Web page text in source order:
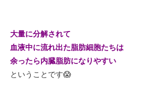
大量に分解されて
血液中に流れ出た脂肪細胞たちは
余ったら内臓脂肪になりやすい
ということです😱